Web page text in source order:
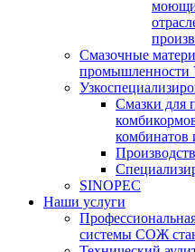
Смазочные
промышленности
Смазки для
комбинатов
SINOPEC
Наши услуги
системы СОЖ